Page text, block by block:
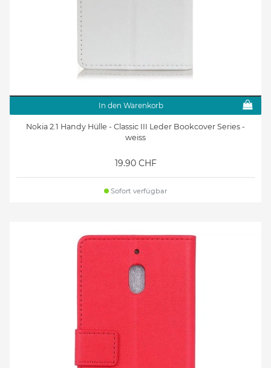
In den Warenkorb
Nokia 2.1 Handy Hülle - Classic III Leder Bookcover Series -
weiss
19.90 CHF
Sofort verfügbar